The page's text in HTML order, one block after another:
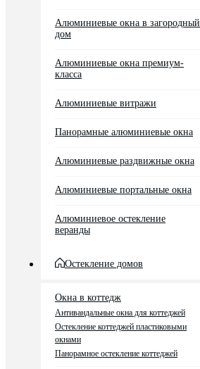
Алюминиевые окна в загородный
дом
Алюминиевые окна премиум-
класса
Алюминиевые витражи
Панорамные алюминиевые окна
Алюминиевые раздвижные окна
Алюминиевые портальные окна
Алюминиевое остекление
веранды
Остекление домов
Окна в коттедж
Антивандальные окна для коттеджей
Остекление коттеджей пластиковыми
окнами
Панорамное остекление коттеджей